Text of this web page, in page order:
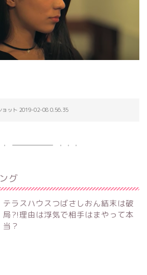
ョット 2019-02-08 0.56.35
グ
テラスハウスつばさしおん結末は破
局?!理由は浮気で相手はまやって本
当？